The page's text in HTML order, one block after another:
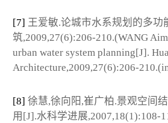
[7] 王爱敏.论城市水系规划的多功
筑,2009,27(6):206-210.(WANG
urban water system planning[J].
Architecture,2009,27(6):206-
[8] 徐慧,徐向阳,崔广柏.景观空间
用[J].水科学进展,2007,18(1):108-